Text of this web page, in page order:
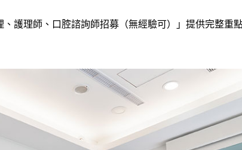
護理師、口腔諮詢師招募（無經驗可）」提供完整